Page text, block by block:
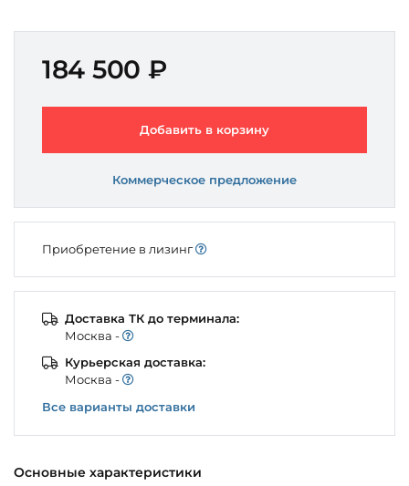
Основные характеристики
184 500 ₽
Добавить в корзину
Коммерческое предложение
Приобретение в лизинг
Доставка ТК до терминала:
Моcква -
Курьерская доставка:
Моcква -
Все варианты доставки